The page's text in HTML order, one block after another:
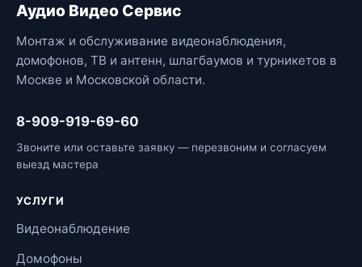
Аудио Видео Сервис
Монтаж и обслуживание видеонаблюдения,
домофонов, ТВ и антенн, шлагбаумов и турникетов в
Москве и Московской области.
8-909-919-69-60
Звоните или оставьте заявку — перезвоним и согласуем
выезд мастера
УСЛУГИ
Видеонаблюдение
Домофоны